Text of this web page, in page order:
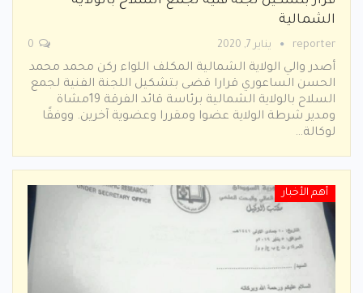
الشمالية
reporter يناير 7, 2020
أصدر والي الولاية الشمالية المكلف اللواء ركن محمد محمد
الحسن الساعوري قرارا قضى بتشكيل اللجنة الفنية لجمع
السلاح بالولاية الشمالية برئاسة قائد الفرقة 19مشاة
ومدير شرطة الولاية عضوا ومقررا وعضوية آخرين. ووفقًا
لوكالة…
أهم الأخبار